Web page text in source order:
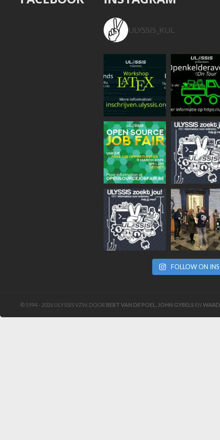
ULYSSIS_KUL
FOLLOW ON
© 1994 - 2026 ULYSSIS VZW, DOOR BERT VAN DE POEL JOHN GYBELS EN